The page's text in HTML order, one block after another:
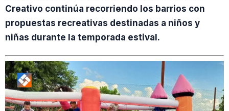
Creativo continúa recorriendo los barrios con
propuestas recreativas destinadas a niños y
niñas durante la temporada estival.